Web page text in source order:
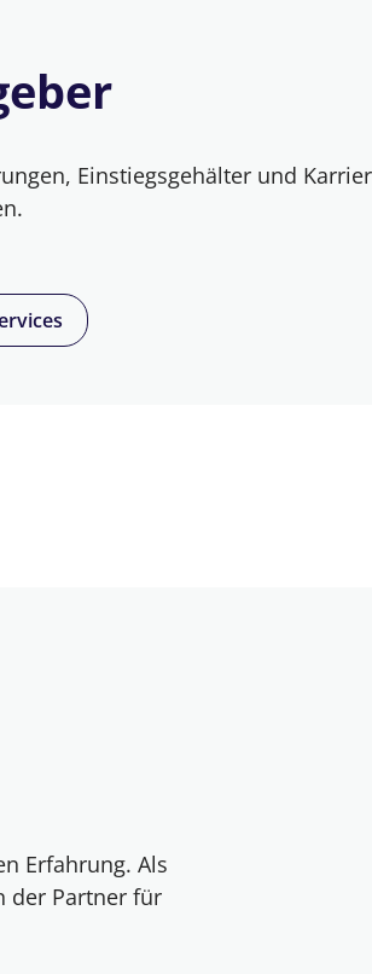
Einstiegsgehälter und
Erfahrung. Als
der Partner für